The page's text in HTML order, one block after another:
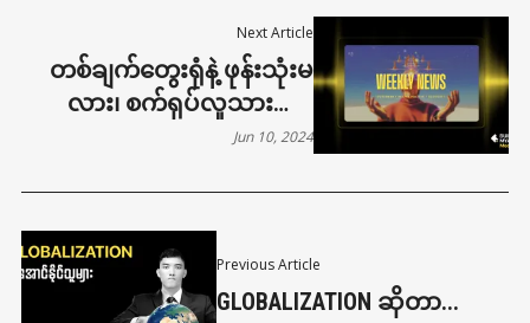
Previous Article
GLOBALIZATION ဆိုတာ...
Next Article
တစ်ချက်တွေးရုံနဲ့ ဖုန်းသုံးမ
လား၊ စက်ရုပ်လူသားတွေ
ရောက်နေပြီ | WEEKLY NEWS
Jun 10, 2024